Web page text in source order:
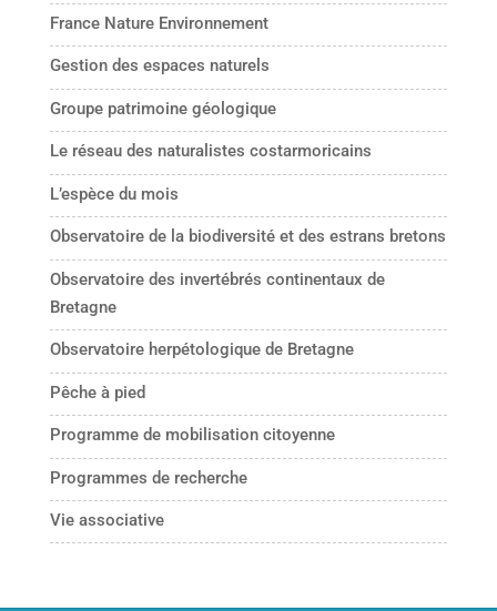
France Nature Environnement
Gestion des espaces naturels
Groupe patrimoine géologique
Le réseau des naturalistes costarmoricains
L’espèce du mois
Observatoire de la biodiversité et des estrans bretons
Observatoire des invertébrés continentaux de
Bretagne
Observatoire herpétologique de Bretagne
Pêche à pied
Programme de mobilisation citoyenne
Programmes de recherche
Vie associative